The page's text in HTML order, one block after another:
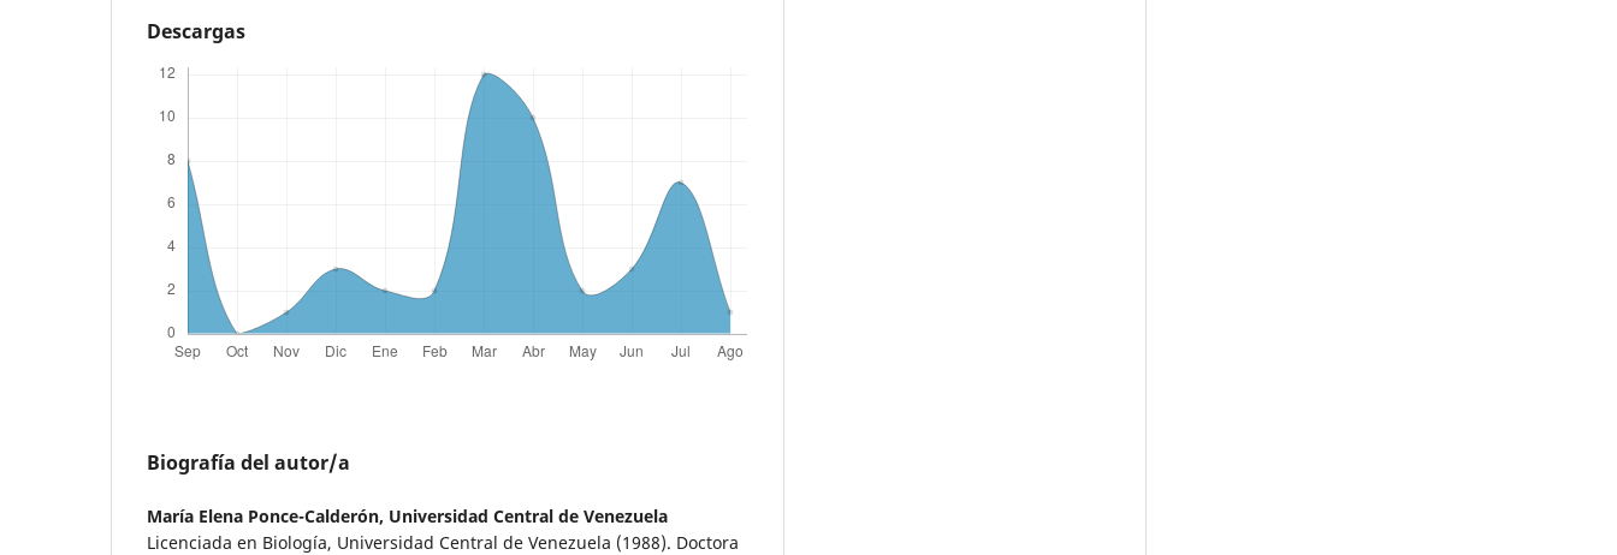
Descargas
Biografía del autor/a
María Elena Ponce-Calderón, Universidad Central de Venezuela
Licenciada en Biología, Universidad Central de Venezuela (1988). Doctora